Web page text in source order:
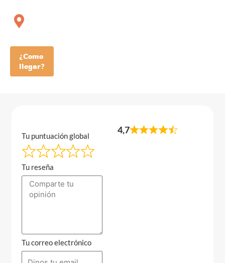
¿Como
llegar?
Tu puntuación global
Tu reseña
Tu correo electrónico
4,7